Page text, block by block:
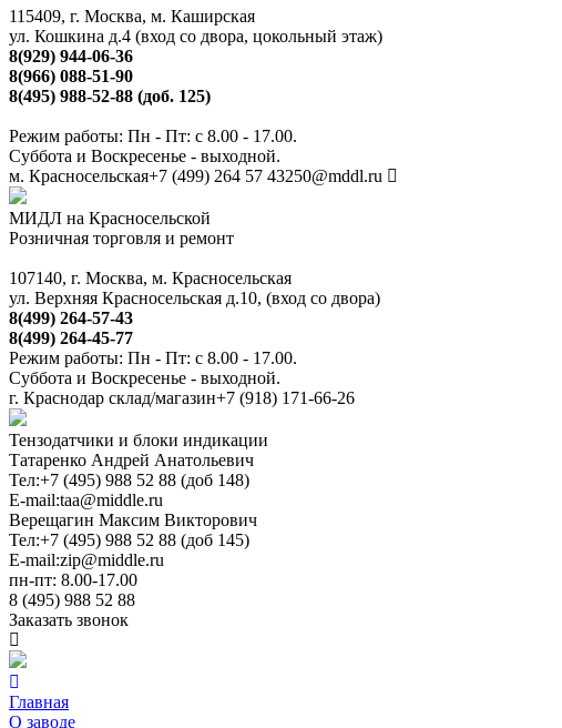
115409, г. Москва, м. Каширская
ул. Кошкина д.4 (вход со двора, цокольный этаж)
8(929) 944-06-36
8(966) 088-51-90
8(495) 988-52-88 (доб. 125)
Режим работы: Пн - Пт: с 8.00 - 17.00.
Суббота и Воскресенье - выходной.
м. Красносельская+7 (499) 264 57 43250@mddl.ru
МИДЛ на Красносельской
Розничная торговля и ремонт
107140, г. Москва, м. Красносельская
ул. Верхняя Красносельская д.10, (вход со двора)
8(499) 264-57-43
8(499) 264-45-77
Режим работы: Пн - Пт: с 8.00 - 17.00.
Суббота и Воскресенье - выходной.
г. Краснодар склад/магазин+7 (918) 171-66-26
Тензодатчики и блоки индикации
Татаренко Андрей Анатольевич
Тел:+7 (495) 988 52 88 (доб 148)
E-mail:taa@middle.ru
Верещагин Максим Викторович
Тел:+7 (495) 988 52 88 (доб 145)
E-mail:zip@middle.ru
пн-пт: 8.00-17.00
8 (495) 988 52 88
Заказать звонок
Главная
О заводе